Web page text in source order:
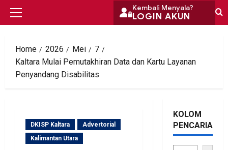
Skip
Primary
Kembali Menyala?
LOGIN AKUN
Home 2026 Mei
7
Kaltara Mulai Pemutakhiran Data dan Kartu Layanan
Penyandang Disabilitas
DKISP Kaltara
Advertorial
Kalimantan Utara
KOLOM
PENCARIAN